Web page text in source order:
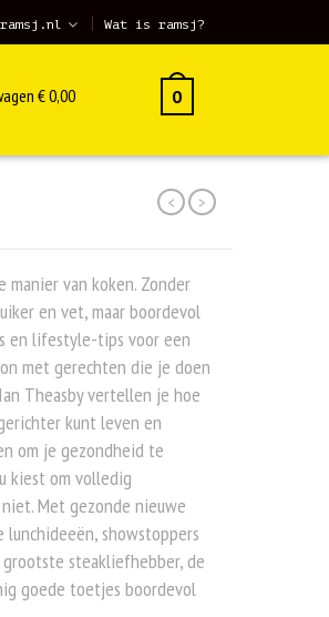
Wat is ramsj?
€0,00 0
< >
manier van koken. Zonder
en vet, maar boordevol
en lifestyle-tips voor een
met gerechten die je doen
Theasby vertellen je hoe
kunt leven en
om je gezondheid te
kiest om volledig
Met gezonde nieuwe
showstoppers
steakliefhebber, de
goede toetjes boordevol